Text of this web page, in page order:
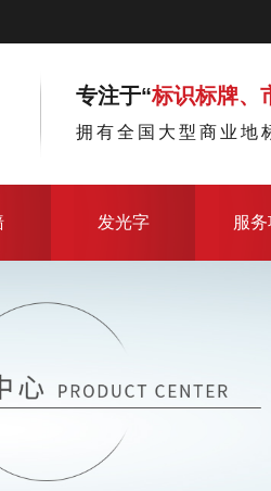
专注于“标识标牌、
拥有全国大型商业地
发光字 服务